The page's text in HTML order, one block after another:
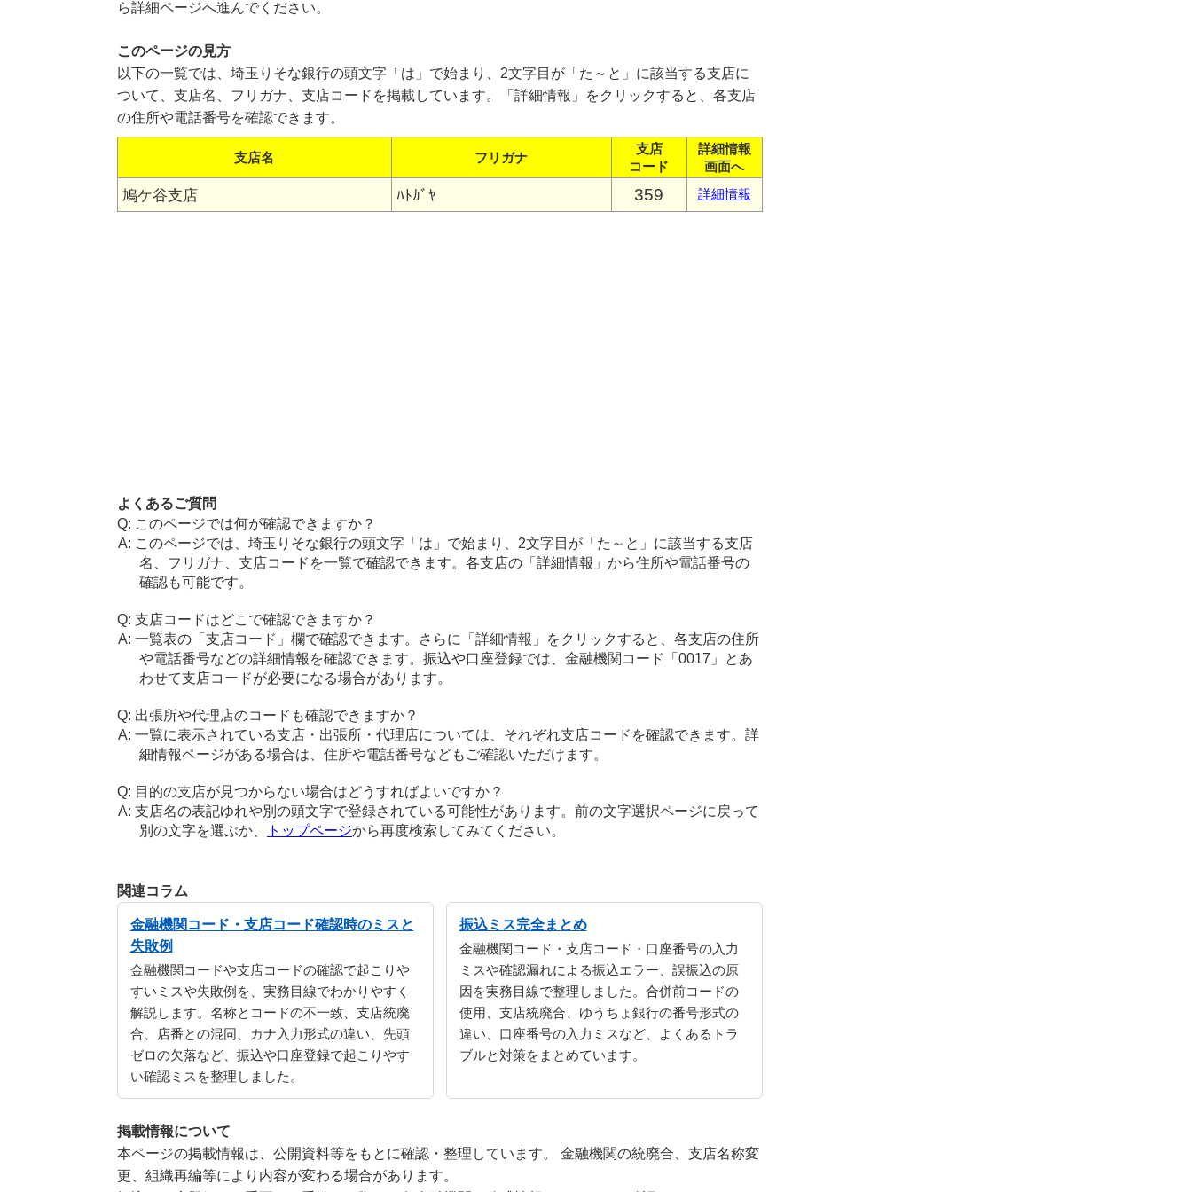
ら詳細ページへ進んでください。
このページの見方
以下の一覧では、埼玉りそな銀行の頭文字「は」で始まり、2文字目が「た～と」に該当する支店に
ついて、支店名、フリガナ、支店コードを掲載しています。「詳細情報」をクリックすると、各支店
の住所や電話番号を確認できます。
支店名 フリガナ
支店
コード
詳細情報
画面へ
鳩ケ谷支店 ﾊﾄｶﾞﾔ 359 詳細情報
よくあるご質問
このページでは何が確認できますか？
このページでは、埼玉りそな銀行の頭文字「は」で始まり、2文字目が「た～と」に該当する支店
名、フリガナ、支店コードを一覧で確認できます。各支店の「詳細情報」から住所や電話番号の
確認も可能です。
支店コードはどこで確認できますか？
一覧表の「支店コード」欄で確認できます。さらに「詳細情報」をクリックすると、各支店の住所
や電話番号などの詳細情報を確認できます。振込や口座登録では、金融機関コード「0017」とあ
わせて支店コードが必要になる場合があります。
出張所や代理店のコードも確認できますか？
一覧に表示されている支店・出張所・代理店については、それぞれ支店コードを確認できます。詳
細情報ページがある場合は、住所や電話番号などもご確認いただけます。
目的の支店が見つからない場合はどうすればよいですか？
支店名の表記ゆれや別の頭文字で登録されている可能性があります。前の文字選択ページに戻って
別の文字を選ぶか、
トップページから再度検索してみてください。
関連コラム
金融機関コード・支店コード確認時のミスと
失敗例
金融機関コードや支店コードの確認で起こりや
すいミスや失敗例を、実務目線でわかりやすく
解説します。名称とコードの不一致、支店統廃
合、店番との混同、カナ入力形式の違い、先頭
ゼロの欠落など、振込や口座登録で起こりやす
い確認ミスを整理しました。
振込ミス完全まとめ
金融機関コード・支店コード・口座番号の入力
ミスや確認漏れによる振込エラー、誤振込の原
因を実務目線で整理しました。合併前コードの
使用、支店統廃合、ゆうちょ銀行の番号形式の
違い、口座番号の入力ミスなど、よくあるトラ
ブルと対策をまとめています。
掲載情報について
本ページの掲載情報は、公開資料等をもとに確認・整理しています。 金融機関の統廃合、支店名称変
更、組織再編等により内容が変わる場合があります。